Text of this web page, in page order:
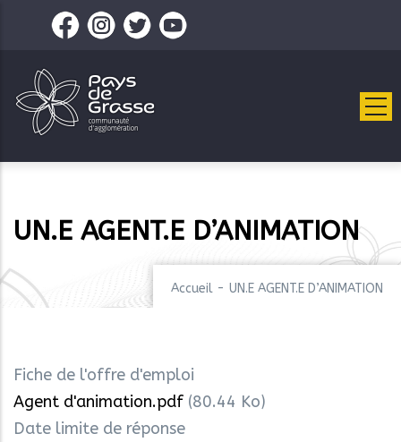
contenu
principal
UN.E AGENT.E D’ANIMATION
Accueil - UN.E AGENT.E D’ANIMATION
Fiche de l'offre d'emploi
Agent d'animation.pdf (80.44 Ko)
Date limite de réponse